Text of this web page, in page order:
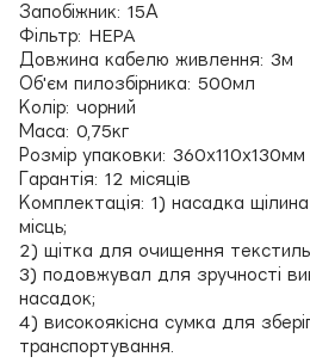
Запобіжник: 15А
Фільтр: HEPA
Довжина кабелю живлення: 3м
Об'єм пилозбірника: 500мл
Колір: чорний
Маса: 0,75кг
Розмір упаковки: 360х110х130мм
Гарантія: 12 місяців
Комплектація: 1) насадка
місць;
2) щітка для очищення
3) подовжувал для зручності
насадок;
4) високоякісна сумка для
транспортування.